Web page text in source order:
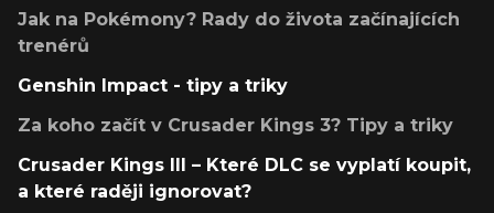
Jak na Pokémony? Rady do života začínajících
trenérů
Genshin Impact - tipy a triky
Za koho začít v Crusader Kings 3? Tipy a triky
Crusader Kings III – Které DLC se vyplatí koupit,
a které raději ignorovat?